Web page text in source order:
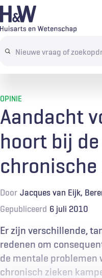
Overslaan
en
de Search
terms
Abonneren
OPINIE
Aandacht
hoort bij
chronische
Door Jacques van Eijk
Gepubliceerd 6 juli 2010
Er zijn verschillende,
redenen om
de mentale problemen
chronisch zieken